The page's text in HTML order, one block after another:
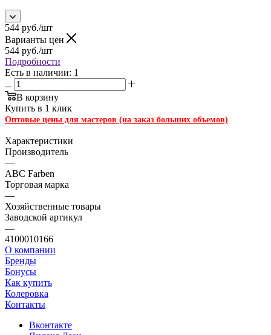
544 руб./шт
Варианты цен
544 руб./шт
Подробности
Есть в наличии: 1
В корзину
Купить в 1 клик
Оптовые цены для мастеров (на заказ больших объемов)
Характеристики
Производитель
—
ABC Farben
Торговая марка
—
Хозяйственные товары
Заводской артикул
—
4100010166
О компании
Бренды
Бонусы
Как купить
Колеровка
Контакты
Вконтакте